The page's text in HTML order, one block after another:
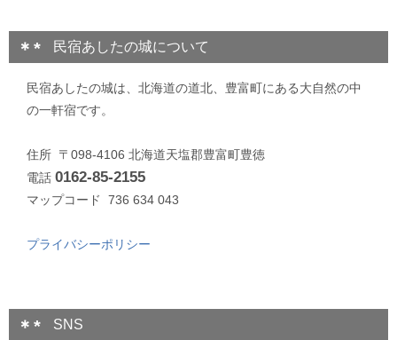
民宿あしたの城について
民宿あしたの城は、北海道の道北、豊富町にある大自然の中
の一軒宿です。
住所 〒098-4106 北海道天塩郡豊富町豊徳
電話 0162-85-2155
マップコード 736 634 043
プライバシーポリシー
SNS